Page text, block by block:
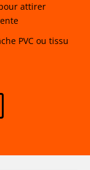
attirer
PVC ou tissu